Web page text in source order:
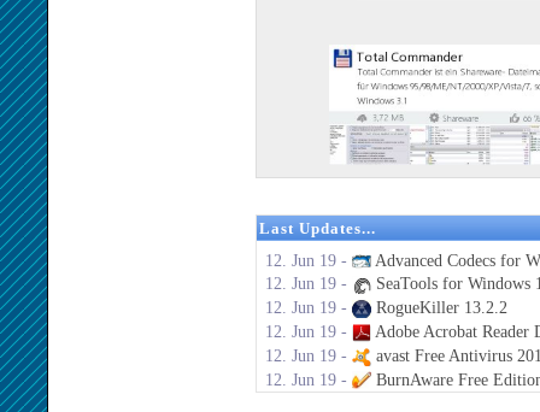
Last Updates...
12. Jun 19 -
Advanced Codecs for
12. Jun 19 -
SeaTools for Windows
12. Jun 19 -
RogueKiller 13.2.2
12. Jun 19 -
Adobe Acrobat Reader
12. Jun 19 -
avast Free Antivirus
12. Jun 19 -
BurnAware Free